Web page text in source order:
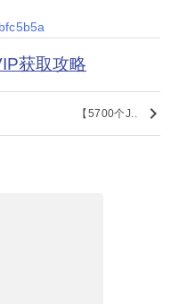
获取攻略
【5700个J.. keyboard_arrow_right